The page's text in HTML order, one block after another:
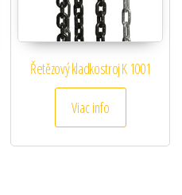
Řetězový kladkostroj K 1001
Viac info